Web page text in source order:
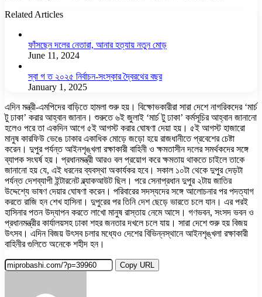
Related Articles
ফাঁসছেন দলের নেতারা, আনার হত্যায় নতুন মোড়
June 11, 2024
স্বা গ ত ২০২৫ নির্বাচন-সংস্কার দ্বৈরথের বছর
January 1, 2025
এদিন মন্ত্রী-এমপিদের বাড়িতে হামলা শুরু হয়। বিক্ষোভকারীরা সারা দেশে নাগরিকদের ‘মার্চ
টু ঢাকা’ করার আহ্বান জানান। শুরুতে ৬ই জুলাই ‘মার্চ টু ঢাকা’ কর্মসূচির আহ্বান জানানো
হলেও পরে তা একদিন আগে ৫ই আগস্ট করার ঘোষণা দেয়া হয়। ৫ই আগস্ট হাজারো
মানুষ কারফিউ ভেঙে ঢাকার একাধিক মোড়ে জড়ো হয়ে রাজধানীতে প্রবেশের চেষ্টা
করেন। দুপুর পর্যন্ত আইনশৃঙ্খলা রক্ষাকারী বাহিনী ও ক্ষমতাসীন দলের সমর্থকদের সঙ্গে
ব্যাপক সংঘর্ষ হয়। প্রধানমন্ত্রী আরও বল প্রয়োগ করে ক্ষমতায় থাকতে চাইলে তাকে
জানানো হয় যে, এই ধরনের ব্যবস্থা অকার্যকর হবে। সকাল ১০টা থেকে দুপুর দেড়টা
পর্যন্ত দেশব্যাপী ইন্টারনেট ব্ল্যাকআউট ছিল। পরে সেনাপ্রধান দুপুর ২টায় জাতির
উদ্দেশ্যে ভাষণ দেয়ার ঘোষণা করেন। পরিবারের সদস্যদের সঙ্গে আলোচনার পর পদত্যাগ
করতে রাজি হন শেখ হাসিনা। দুপুরের পর তিনি দেশ ছেড়ে ভারতে চলে যান। এর পরই
হাসিনার পতন উদ্‌যাপন করতে লাখো মানুষ রাস্তায় নেমে আসে। গণভবন, সংসদ ভবন ও
প্রধানমন্ত্রীর কার্যালয়সহ ঢাকা শহর জনতার দখলে চলে যায়। সারা দেশে শুরু হয় বিজয়
উৎসব। এদিন বিজয় উৎসব চলার মধ্যেও দেশের বিভিন্নস্থানে আইনশৃঙ্খলা রক্ষাকারী
বাহিনীর গুলিতে অনেকে শহীদ হন।
Copy URL